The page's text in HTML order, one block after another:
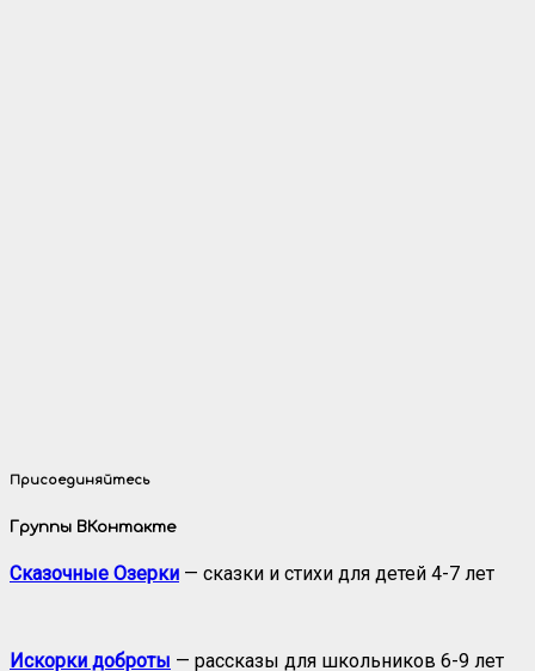
Присоединяйтесь
Группы ВКонтакте
Сказочные Озерки — сказки и стихи для детей 4-7 лет
Искорки доброты — рассказы для школьников 6-9 лет